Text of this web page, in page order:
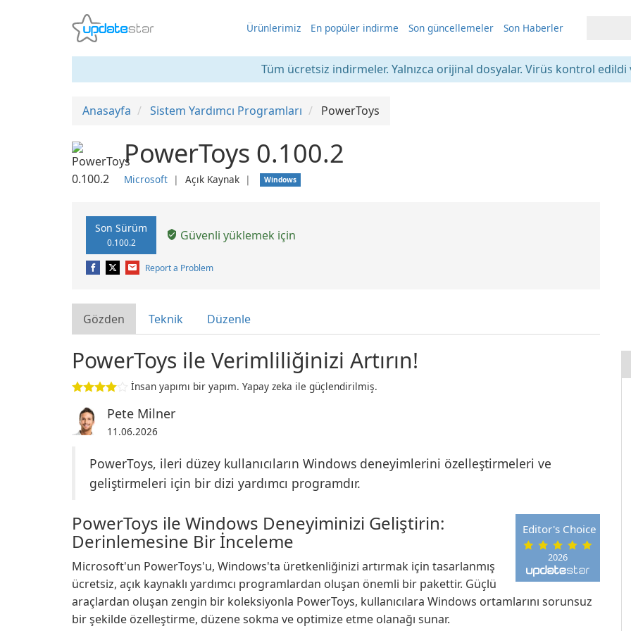
Ürünlerimiz En popüler indirme Son güncellemeler Son Haberler
Tüm ücretsiz indirmeler. Yalnızca orijinal dosyalar. Virüs kontrol edildi
Anasayfa Sistem Yardımcı Programları PowerToys
PowerToys 0.100.2
Microsoft ❘ Açık Kaynak ❘ Windows
Son Sürüm
0.100.2 Güvenli yüklemek için
Report a Problem
Gözden Teknik Düzenle
PowerToys ile Verimliliğinizi Artırın!
İnsan yapımı bir yapım. Yapay zeka ile güçlendirilmiş.
Pete Milner
11.06.2026
PowerToys, ileri düzey kullanıcıların Windows deneyimlerini özelleştirmeleri ve
geliştirmeleri için bir dizi yardımcı programdır.
2026
Editor's Choice
PowerToys ile Windows Deneyiminizi Geliştirin:
Derinlemesine Bir İnceleme
Microsoft'un PowerToys'u, Windows'ta üretkenliğinizi artırmak için tasarlanmış
ücretsiz, açık kaynaklı yardımcı programlardan oluşan önemli bir pakettir. Güçlü
araçlardan oluşan zengin bir koleksiyonla PowerToys, kullanıcılara Windows ortamlarını sorunsuz
bir şekilde özelleştirme, düzene sokma ve optimize etme olanağı sunar.